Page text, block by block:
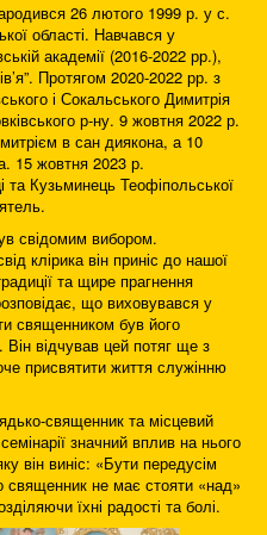
26 лютого 1999 р. у с.
області. Навчався у
академії (2016-2022 рр.),
Протягом 2020-2022 рр. з
і Сокальського Димитрія
р-ну. 9 жовтня 2022 р.
в сан диякона, а 10
15 жовтня 2023 р.
Кузьминець Теофіпольської
свідомим вибором.
клірика він приніс до нашої
та щире прагнення
що виховувався у
священником був його
відчував цей потяг ще з
присвятити життя служінню
священник та місцевий
значний вплив на нього
він виніс: «Бути передусім
не має стояти «над»
їхні радості та болі.